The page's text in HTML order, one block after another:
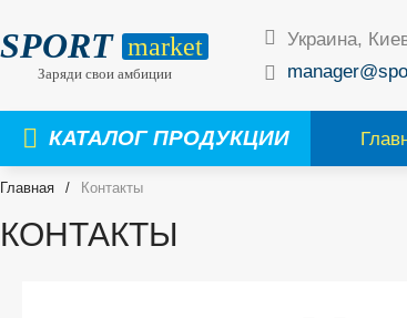
SPORT market
Заряди свои амбиции
Украина,
КАТАЛОГ ПРОДУКЦИИ
Главная / Контакты
КОНТАКТЫ